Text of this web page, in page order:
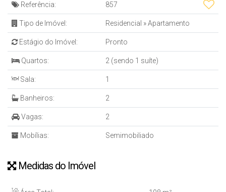
Referência: 857
Tipo de Imóvel: Residencial »Apartamento
Estágio do Imóvel: Pronto
Quartos: 2 (sendo 1 suíte)
Sala: 1
Banheiros: 2
Vagas: 2
Mobílias: Semimobiliado
Medidas do Imóvel